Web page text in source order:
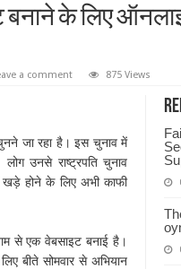
के लिए
a comment 875 Views
जा रहा है। इस चुनाव में
लोग उनसे राष्ट्रपति चुनाव
होने के लिए अभी काफी
से एक वेबसाइट बनाई है।
बीते सोमवार से अभियान